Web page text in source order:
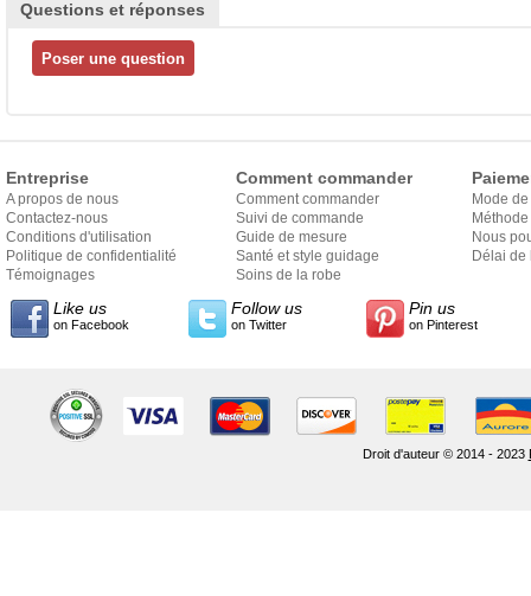
Questions et réponses
Entreprise
A propos de nous
Contactez-nous
Conditions d'utilisation
Politique de confidentialité
Témoignages
Comment commander
Comment commander
Suivi de commande
Guide de mesure
Santé et style guidage
Soins de la robe
Mode
Nous
Délai de
Like us
on Facebook
Follow us
on Twitter
Pin us
on Pinterest
Droit d'auteur © 2014 - 2023